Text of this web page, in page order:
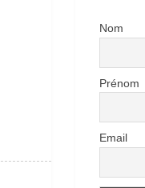
Nom
Prénom
Email